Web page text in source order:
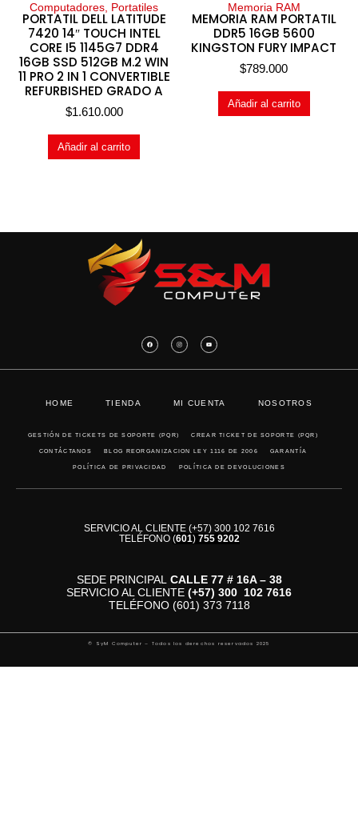
Computadores, Portatiles
PORTATIL DELL LATITUDE
7420 14″ TOUCH INTEL
CORE I5 1145G7 DDR4
16GB SSD 512GB M.2 WIN
11 PRO 2 IN 1 CONVERTIBLE
REFURBISHED GRADO A
$1.610.000
Añadir al carrito
Memoria RAM
MEMORIA RAM PORTATIL
DDR5 16GB 5600
KINGSTON FURY IMPACT
$789.000
Añadir al carrito
HOME TIENDA MI CUENTA NOSOTROS
GESTIÓN DE TICKETS DE SOPORTE (PQR) CREAR TICKET DE SOPORTE (PQR)
CONTÁCTANOS BLOG REORGANIZACION LEY 1116 DE 2006 GARANTÍA
POLÍTICA DE PRIVACIDAD POLÍTICA DE DEVOLUCIONES
SERVICIO AL CLIENTE (+57) 300 102 7616
TELÉFONO (601) 755 9202
SEDE PRINCIPAL CALLE 77 # 16A – 38
SERVICIO AL CLIENTE (+57) 300 102 7616
TELÉFONO (601) 373 7118
© SyM Computer – Todos los derechos reservados 2025